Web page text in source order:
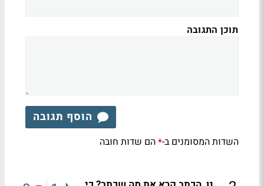
תוכן התגובה
הוסף תגובה
השדות המסומנים ב-*הם שדות חובה